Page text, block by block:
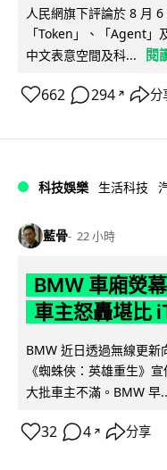
人民網旗下評論於 8 月
「Token」、「Agent
中文表意空間及科...
閱
662 294 ↗ 分
科技娛樂 生活科技
藍骨 22 小時
BMW 車廂熒
車主怒轟堪比
BMW 近日透過無線更新
《蜘蛛俠：英雄重生》
大批車主不滿。BMW 早
32 4 ↗ 分享